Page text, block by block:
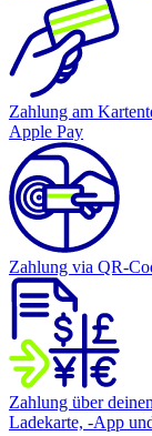
Zahlung am
Apple Pay
Zahlung via QR-
Zahlung über
Ladekarte, -App